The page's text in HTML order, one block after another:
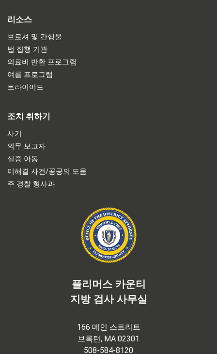
리소스
브로셔 및 간행물
법 집행 기관
의료비 반환 프로그램
여름 프로그램
트라이어드
조치 취하기
사기
의무 보고자
실종 아동
미해결 사건/공공의 도움
주 경찰 형사과
플리머스 카운티
지방 검사 사무실
166 메인 스트리트
브록턴, MA 02301
508-584-8120